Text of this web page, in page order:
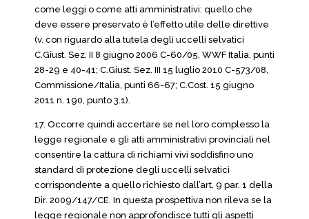
come leggi o come atti amministrativi: quello che
deve essere preservato è l’effetto utile delle direttive
(v. con riguardo alla tutela degli uccelli selvatici
C.Giust. Sez. II 8 giugno 2006 C-60/05, WWF Italia, punti
28-29 e 40-41; C.Giust. Sez. III 15 luglio 2010 C-573/08,
Commissione/Italia, punti 66-67; C.Cost. 15 giugno
2011 n. 190, punto 3.1).
17. Occorre quindi accertare se nel loro complesso la
legge regionale e gli atti amministrativi provinciali nel
consentire la cattura di richiami vivi soddisfino uno
standard di protezione degli uccelli selvatici
corrispondente a quello richiesto dall’art. 9 par. 1 della
Dir. 2009/147/CE. In questa prospettiva non rileva se la
legge regionale non approfondisce tutti gli aspetti